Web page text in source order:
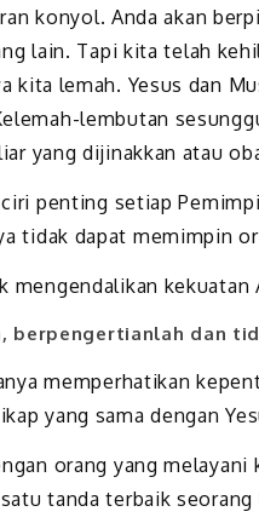
konyol. Anda akan
lain. Tapi kita telah
kita lemah. Yesus dan
lembutan
yang dijinakkan atau
penting setiap
tidak dapat memimpin
mengendalikan kekuatan
berpengertianlah dan
memperhatikan
yang sama dengan
orang yang
tanda terbaik